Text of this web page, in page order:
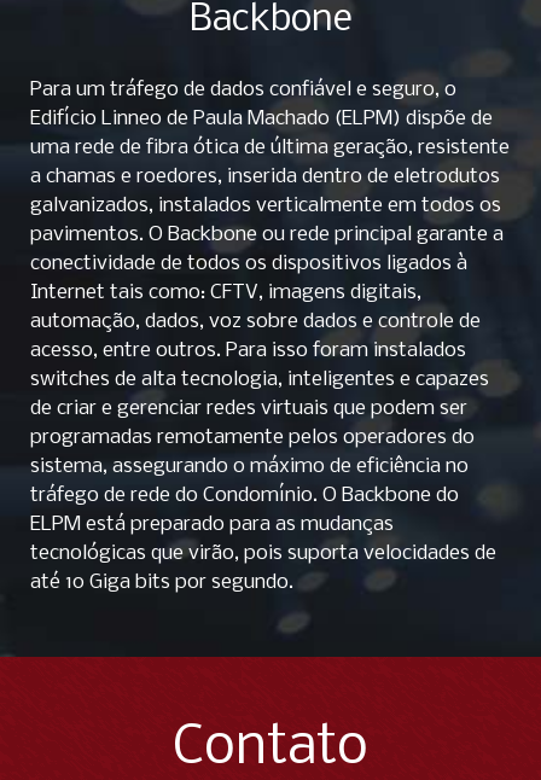
Backbone
Para um tráfego de dados confiável e seguro, o
Edifício Linneo de Paula Machado (ELPM) dispõe de
uma rede de fibra ótica de última geração, resistente
a chamas e roedores, inserida dentro de eletrodutos
galvanizados, instalados verticalmente em todos os
pavimentos. O Backbone ou rede principal garante a
conectividade de todos os dispositivos ligados à
Internet tais como: CFTV, imagens digitais,
automação, dados, voz sobre dados e controle de
acesso, entre outros. Para isso foram instalados
switches de alta tecnologia, inteligentes e capazes
de criar e gerenciar redes virtuais que podem ser
programadas remotamente pelos operadores do
sistema, assegurando o máximo de eficiência no
tráfego de rede do Condomínio. O Backbone do
ELPM está preparado para as mudanças
tecnológicas que virão, pois suporta velocidades de
até 10 Giga bits por segundo.
Contato